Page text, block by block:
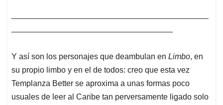
Y así son los personajes que deambulan en Limbo, en
su propio limbo y en el de todos: creo que esta vez
Templanza Better se aproxima a unas formas poco
usuales de leer al Caribe tan perversamente ligado solo